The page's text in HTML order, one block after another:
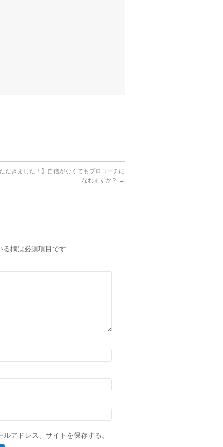
だきました！】自信がなくてもプロコーチに
なれますか？ →
る欄は必須項目です
アドレス、サイトを保存する。